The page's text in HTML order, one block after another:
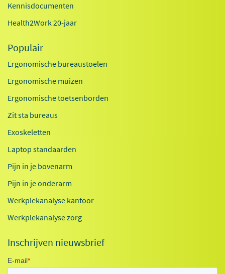
Kennisdocumenten
Health2Work 20-jaar
Populair
Ergonomische bureaustoelen
Ergonomische muizen
Ergonomische toetsenborden
Zit sta bureaus
Exoskeletten
Laptop standaarden
Pijn in je bovenarm
Pijn in je onderarm
Werkplekanalyse kantoor
Werkplekanalyse zorg
Inschrijven nieuwsbrief